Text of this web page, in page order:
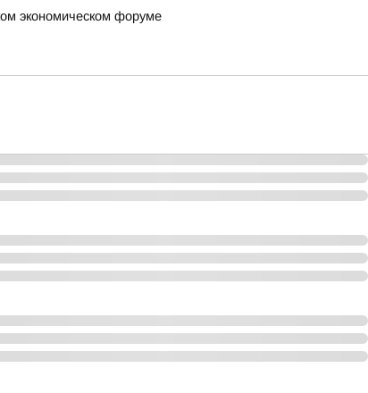
экономическом форуме